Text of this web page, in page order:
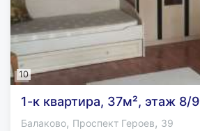
10
1-к квартира, 37м², этаж 8/9
Балаково, Проспект Героев, 39